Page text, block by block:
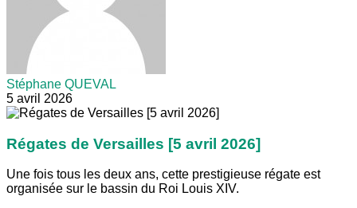
Stéphane QUEVAL
5 avril 2026
Régates de Versailles [5 avril 2026]
Une fois tous les deux ans, cette prestigieuse régate est
organisée sur le bassin du Roi Louis XIV.